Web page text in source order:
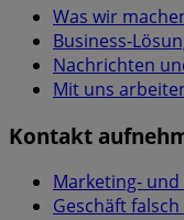
Was wir
Business-
Nachrichten
Mit uns
Kontakt
Marketing-
Geschäft